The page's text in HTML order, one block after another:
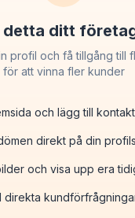
detta ditt
profil och få tillgång till
för att vinna fler kunder
och lägg till
direkt på din
och visa upp era
direkta